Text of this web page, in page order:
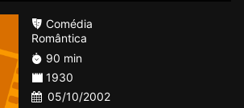
Comédia
Romântica
90 min
1930
05/10/2002